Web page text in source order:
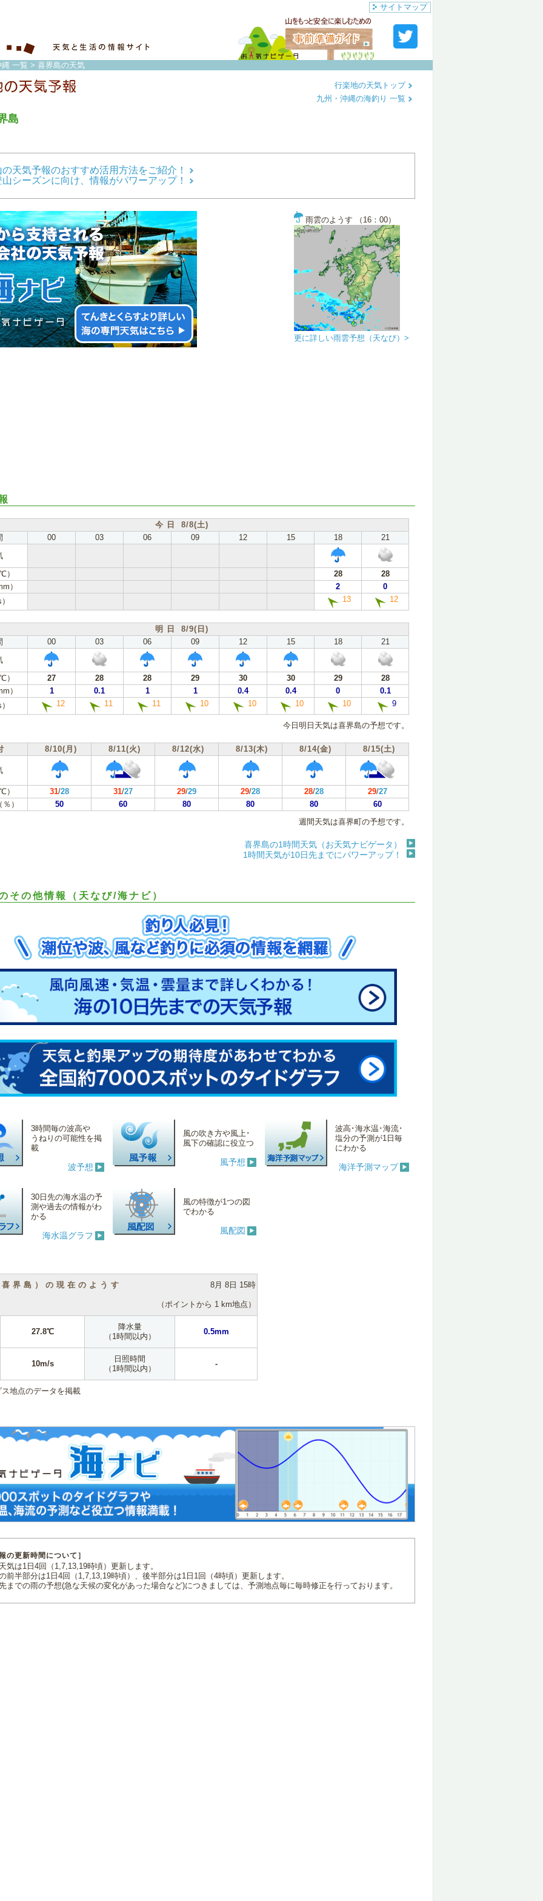
サイトマップ
一覧 > 喜界島の天気
島
行楽地の天気トップ
九州・沖縄の海釣り 一覧
天気予報のおすすめ活用方法をご紹介！
シーズンに向け、情報がパワーアップ！
雨雲のようす （16：00）
更に詳しい雨雲予想（天なび）>
今 日 8/8(土)
00 03 06 09 12 15 18
21
28
28
）
2
0
13 12
明 日 8/9(日)
00 03 06 09 12 15 18
21
27 28 28 29 30 30 29
28
）
1 0.1 1 1 0.4 0.4 0
0.1
12 11 11 10 10 10 10 9
今日明日天気は喜界島の予想です。
8/10(月) 8/11(火) 8/12(水) 8/13(木) 8/14(金) 8/15(土)
31/28 31/27 29/29 29/28 28/28 29/27
）
50 60 80 80 80
60
週間天気は喜界町の予想です。
喜界島の1時間天気（お天気ナビゲータ）
1時間天気が10日先までにパワーアップ！
その他情報（天なび/海ナビ）
3時間毎の波高や
うねりの可能性を掲
載
波予想
風の吹き方や風上･
風下の確認に役立つ
風予想
波高･海水温･海流･
塩分の予測が1日毎
にわかる
海洋予測マップ
30日先の海水温の予
測や過去の情報がわ
かる
海水温グラフ
風の特徴が1つの図
でわかる
風配図
界島）の現在のようす 8月 8日 15時
（ポイントから 1 km地点）
27.8℃
降水量
（1時間以内）
0.5mm
10m/s
日照時間
（1時間以内）
-
地点のデータを掲載
の更新時間について］
気は1日4回（1,7,13,19時頃）更新します。
前半部分は1日4回（1,7,13,19時頃）、後半部分は1日1回（4時頃）更新します。
までの雨の予想(急な天候の変化があった場合など)につきましては、予測地点毎に毎時修正を行っております。